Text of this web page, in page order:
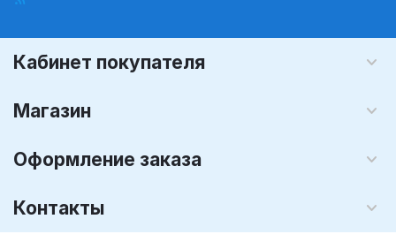
Кабинет покупателя
Магазин
Оформление заказа
Контакты